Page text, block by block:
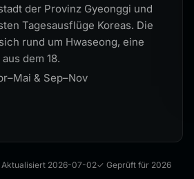
der Provinz Gyeonggi und
Tagesausflüge Koreas. Die
rund um Hwaseong, eine
dem 18.
& Sep–Nov
Aktualisiert 2026-07-02✓ Geprüft für 2026